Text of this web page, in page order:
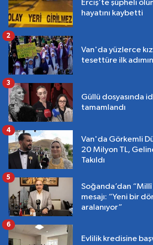
Erciş’te şüpheli
hayatını kaybetti
Van'da yüzlerce
tesettüre ilk
2
Güllü dosyasında
tamamlandı
3
Van'da Görkemli
20 Milyon TL,
Takıldı
4
Soğanda’dan “Millî
mesajı: “Yeni bir
aralanıyor”
5
Evlilik kredisine
6